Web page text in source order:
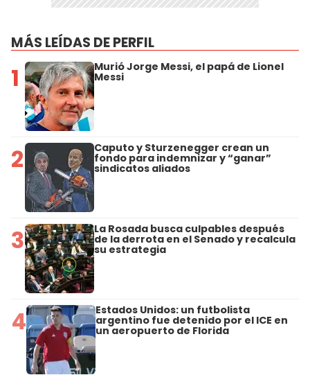
MÁS LEÍDAS DE PERFIL
1 Murió Jorge Messi, el papá de Lionel
Messi
2 Caputo y Sturzenegger crean un
fondo para indemnizar y “ganar”
sindicatos aliados
3 La Rosada busca culpables después
de la derrota en el Senado y recalcula
su estrategia
4 Estados Unidos: un futbolista
argentino fue detenido por el ICE en
un aeropuerto de Florida